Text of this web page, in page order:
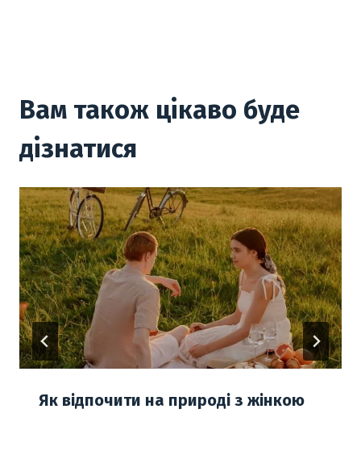
Вам також цікаво буде
дізнатися
Як відпочити на природі з жінкою